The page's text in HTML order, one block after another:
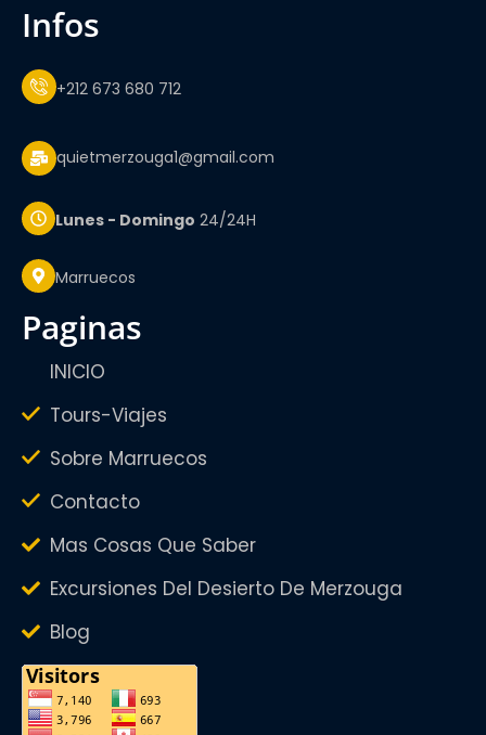
infos
+212 673 680 712
quietmerzouga1@gmail.com
Lunes - Domingo 24/24H
Marruecos
paginas
INICIO
Tours-Viajes
Sobre Marruecos
Contacto
Mas Cosas Que Saber
Excursiones Del Desierto De Merzouga
Blog